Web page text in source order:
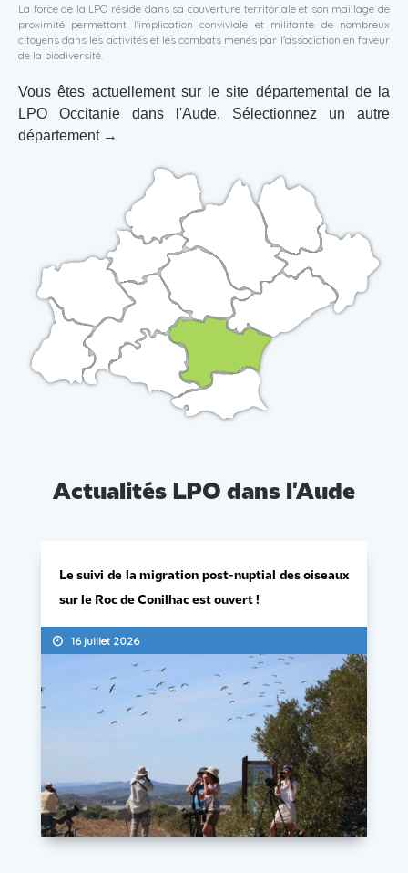
La force de la LPO réside dans sa couverture territoriale et son maillage de
proximité permettant l'implication conviviale et militante de nombreux
citoyens dans les activités et les combats menés par l'association en faveur
de la biodiversité.
Vous êtes actuellement sur le site départemental de la
LPO Occitanie dans l'Aude. Sélectionnez un autre
département →
Actualités LPO dans l'Aude
Le suivi de la migration post-nuptial des oiseaux
sur le Roc de Conilhac est ouvert !
16 juillet 2026
Le suivi de la migration post-nuptiale des oiseaux sur le